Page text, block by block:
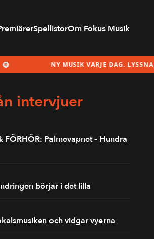
SpellistorOm Fokus Musik
NY MUSIK VARJE DAG. LYSSNA PÅ
intervjuer
FÖRHÖR: Palmevapnet – Hundra
börjar i det lilla
och vidgar vyerna